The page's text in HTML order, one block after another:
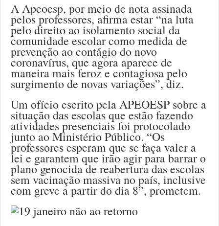
A Apeoesp, por meio de nota assinada
pelos professores, afirma estar “na luta
pelo direito ao isolamento social da
comunidade escolar como medida de
prevenção ao contágio do novo
coronavírus, que agora aparece de
maneira mais feroz e contagiosa pelo
surgimento de novas variações”, diz.
Um ofício escrito pela APEOESP sobre a
situação das escolas que estão fazendo
atividades presenciais foi protocolado
junto ao Ministério Público. “Os
professores esperam que se faça valer a
lei e garantem que irão agir para barrar o
plano genocida de reabertura das escolas
sem vacinação massiva no país, inclusive
com greve a partir do dia 8”, prometem.